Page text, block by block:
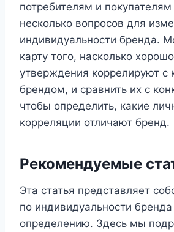
потребителям и покупателям
несколько вопросов для
индивидуальности бренда.
карту того, насколько
утверждения коррелируют с
брендом, и сравнить их с
чтобы определить, какие
корреляции отличают бренд.
Рекомендуемые
Эта статья представляет
по индивидуальности
определению. Здесь мы